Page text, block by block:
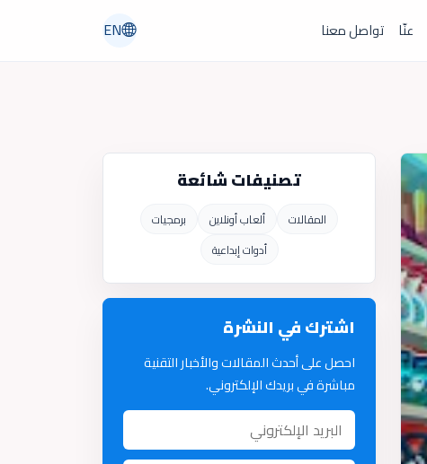
عنّا تواصل معنا EN
تصنيفات شائعة
المقالات ألعاب أونلاين
برمجيات
أدوات إبداعية
اشترك في النشرة
احصل على أحدث المقالات والأخبار التقنية
مباشرة في بريدك الإلكتروني.